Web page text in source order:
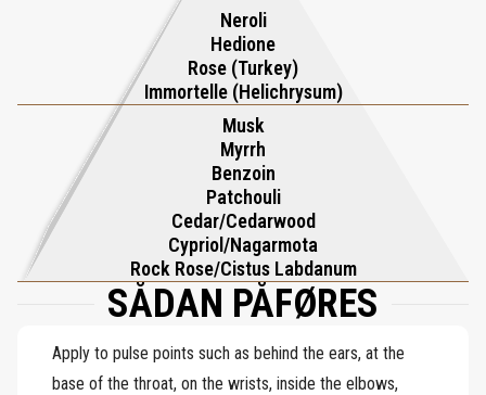
afslører en rig blomsterbuket, hvor tyrkisk rose møder
helichrysums røgfyldte, lakridslignende nuance, forstærket af
neroli og det strålende glimt af hedion. Efterhånden som den
sætter sig, bliver basen dybere til en harpiks- og træagtig
sammensætning af benzoin, cedertræ, labdanum og myrra, beriget
med cypriol, patchouli og moskus. Resultatet er en kompleks,
udviklende duft - pulveragtig, røget og blomstret - der efterlader
et luksuriøst, langvarigt spor.
Neroli
Hedione
Rose (Turkey)
Immortelle (Helichrysum)
Musk
Myrrh
Benzoin
Patchouli
Cedar/Cedarwood
Cypriol/Nagarmota
Rock Rose/Cistus Labdanum
SÅDAN PÅFØRES
Apply to pulse points such as behind the ears, at the
base of the throat, on the wrists, inside the elbows,